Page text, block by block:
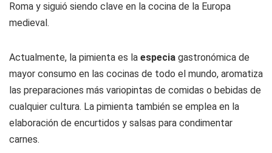
Roma y siguió siendo clave en la cocina de la Europa
medieval.
Actualmente, la pimienta es la especia gastronómica de
mayor consumo en las cocinas de todo el mundo, aromatiza
las preparaciones más variopintas de comidas o bebidas de
cualquier cultura. La pimienta también se emplea en la
elaboración de encurtidos y salsas para condimentar
carnes.